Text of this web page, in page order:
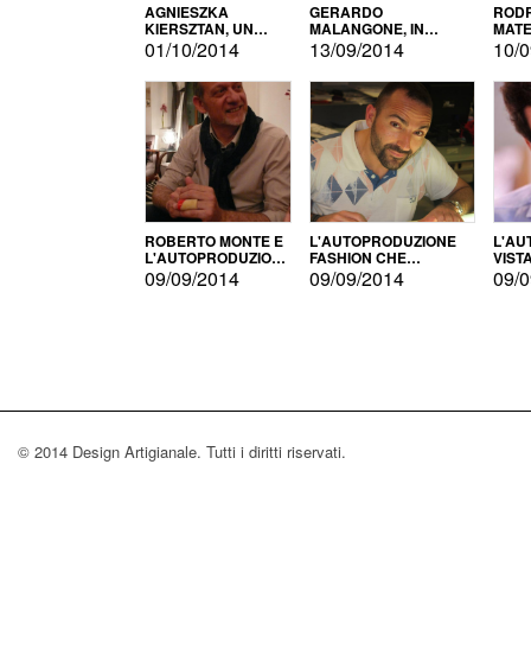
AGNIESZKA
KIERSZTAN, UN
MODELLO DI
AUTOPRODUZIONE
01/10/2014
GERARDO
MALANGONE, IN
GIURIA PER IL
CONCORSO
LETTERARIO
13/09/2014 10/
ROBERTO MONTE E
L'AUTOPRODUZIONE
CON IL CENSIMENTO
09/09/2014
L'AUTOPRODUZIONE
FASHION CHE
CONQUISTA GLI USA
09/09/2014 09/
© 2014 Design Artigianale. Tutti i diritti riservati.